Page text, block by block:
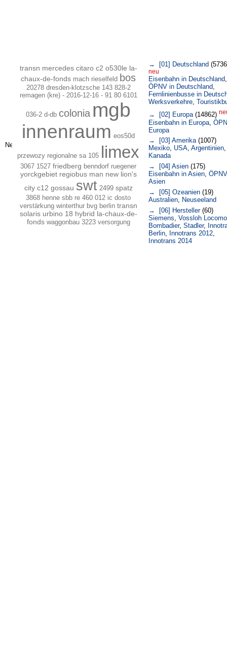
transn mercedes citaro c2 o530le la-
chaux-de-fonds mach rieselfeld bos
20278 dresden-klotzsche 143 828-2
remagen (kre) - 2016-12-16 - 91 80 6101
036-2 d-db colonia mgb
innenraum eos50d
przewozy regionalne sa 105 limex
3067 1527 friedberg benndorf ruegener
yorckgebiet regiobus man new lion's
city c12 gossau swt 2499 spatz
3868 henne sbb re 460 012 ic dosto
verstärkung winterthur bvg berlin transn
solaris urbino 18 hybrid la-chaux-de-
fonds waggonbau 3223 versorgung
→ [01] Deutschland
neu
Eisenbahn in Deutschland,
ÖPNV in Deutschland,
Fernlinienbusse in
Werksverkehre,
→ [02] Europa(14862)
Eisenbahn in Europa
Europa
→ [03] Amerika(1007)
Mexiko, USA, Argentinien,
Kanada
→ [04] Asien (175)
Eisenbahn in Asien,
Asien
→ [05] Ozeanien (19)
Australien, Neuseeland
→ [06] Hersteller(60)
Siemens, Vossloh
Bombadier, Stadler,
Berlin, Innotrans 2012,
Innotrans 2014